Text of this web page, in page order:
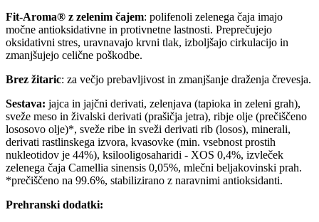
Fit-Aroma® z zelenim čajem: polifenoli zelenega čaja imajo
močne antioksidativne in protivnetne lastnosti. Preprečujejo
oksidativni stres, uravnavajo krvni tlak, izboljšajo cirkulacijo in
zmanjšujejo celične poškodbe.
Brez žitaric: za večjo prebavljivost in zmanjšanje draženja črevesja.
Sestava: jajca in jajčni derivati, zelenjava (tapioka in zeleni grah),
sveže meso in živalski derivati (prašičja jetra), ribje olje (prečiščeno
lososovo olje)*, sveže ribe in sveži derivati rib (losos), minerali,
derivati rastlinskega izvora, kvasovke (min. vsebnost prostih
nukleotidov je 44%), ksilooligosaharidi - XOS 0,4%, izvleček
zelenega čaja Camellia sinensis 0,05%, mlečni beljakovinski prah.
*prečiščeno na 99.6%, stabilizirano z naravnimi antioksidanti.
Prehranski dodatki: